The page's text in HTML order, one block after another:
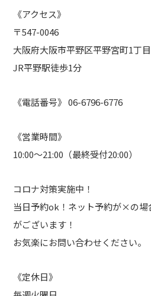
《アクセス》
〒547-0046
大阪府大阪市平野区平野宮町1丁
JR平野駅徒歩1分
《電話番号》 06-6796-6776
《営業時間》
10:00～21:00（最終受付20:00）
コロナ対策実施中！
当日予約ok！ネット予約が×の場
がございます！
お気楽にお問い合わせください。
《定休日》